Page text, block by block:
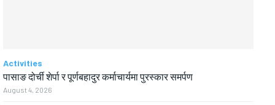
Activities
पासाङ दोर्ची शेर्पा र पूर्णबहादुर कर्माचार्यमा पुरस्कार समर्पण
August 4, 2026